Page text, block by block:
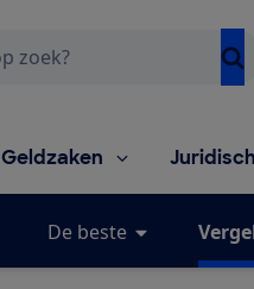
Geldzaken
De beste